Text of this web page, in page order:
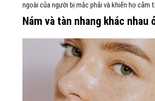
ngoài của người bị mắc phải và khiến họ cảm
Nám và tàn nhang khác nhau